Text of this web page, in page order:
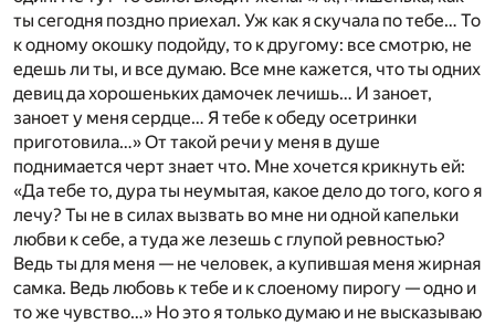
ты сегодня поздно приехал. Уж как я скучала по тебе… То
к одному окошку подойду, то к другому: все смотрю, не
едешь ли ты, и все думаю. Все мне кажется, что ты одних
девиц да хорошеньких дамочек лечишь… И заноет,
заноет у меня сердце… Я тебе к обеду осетринки
приготовила…» От такой речи у меня в душе
поднимается черт знает что. Мне хочется крикнуть ей:
«Да тебе то, дура ты неумытая, какое дело до того, кого я
лечу? Ты не в силах вызвать во мне ни одной капельки
любви к себе, а туда же лезешь с глупой ревностью?
Ведь ты для меня — не человек, а купившая меня жирная
самка. Ведь любовь к тебе и к слоеному пирогу — одно и
то же чувство…» Но это я только думаю и не высказываю